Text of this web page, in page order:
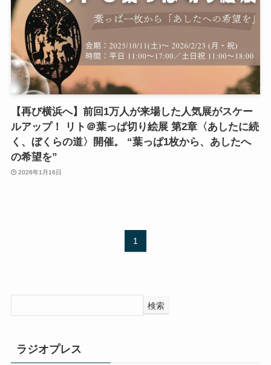
【再び横浜へ】前回1万人が来場した人気展がスケー
ルアップ！ リト＠葉っぱ切り絵展 第2章〈あしたに続
く、ぼくらの道〉開催。 “葉っぱ1枚から、あしたへ
の希望を”
2026年1月16日
1
検索
ラジオプレス